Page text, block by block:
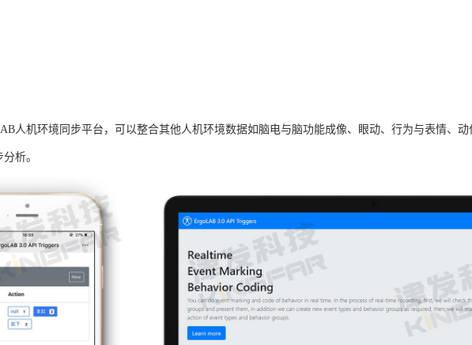
人机环境同步平台，可以整合其他人机环境数据如脑电与脑功能成像、眼动、行为与表情、
析。